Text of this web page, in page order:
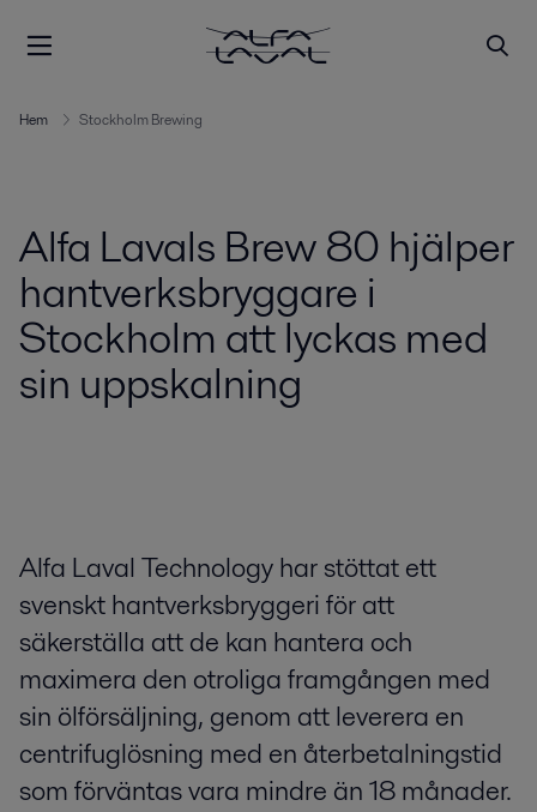
Hem Stockholm Brewing
Alfa Lavals Brew 80 hjälper
hantverksbryggare i
Stockholm att lyckas med
sin uppskalning
Alfa Laval Technology har stöttat ett
svenskt hantverksbryggeri för att
säkerställa att de kan hantera och
maximera den otroliga framgången med
sin ölförsäljning, genom att leverera en
centrifuglösning med en återbetalningstid
som förväntas vara mindre än 18 månader.